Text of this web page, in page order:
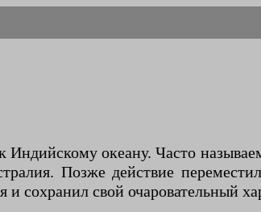
океану. Часто
Позже действие
сохранил свой очаровательный